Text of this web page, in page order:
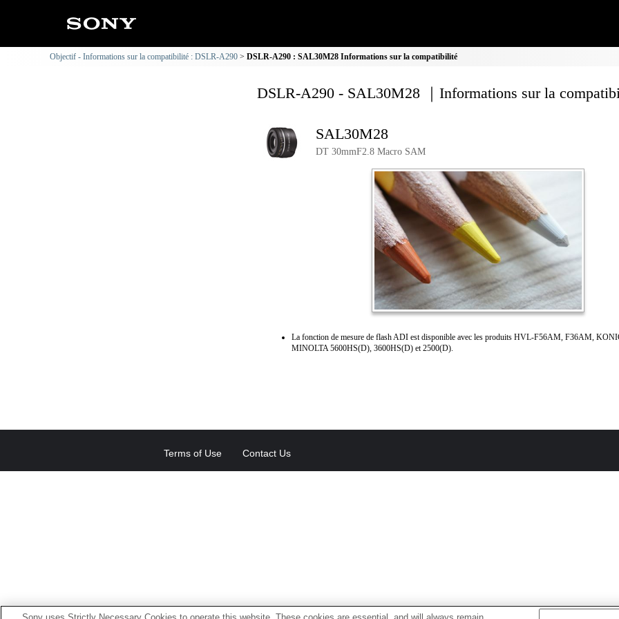
Objectif - Informations sur la compatibilité : DSLR-A290 DSLR-A290 : SAL30M28 Informations sur la compatibilité
DSLR-A290 - SAL30M28 ｜Informations sur la
SAL30M28
DT 30mmF2.8 Macro SAM
La fonction de mesure de flash ADI est disponible avec les produits HVL-F56AM, F36AM,
MINOLTA 5600HS(D), 3600HS(D) et 2500(D).
Terms of Use Contact Us